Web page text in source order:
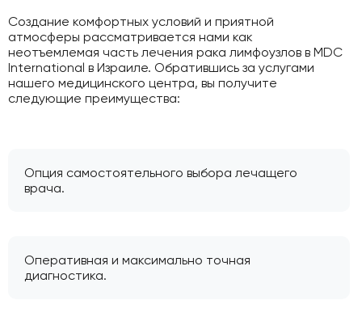
Создание комфортных условий и приятной
атмосферы рассматривается нами как
неотъемлемая часть лечения рака лимфоузлов в MDC
International в Израиле. Обратившись за услугами
нашего медицинского центра, вы получите
следующие преимущества:
Опция самостоятельного выбора лечащего
врача.
Оперативная и максимально точная
диагностика.